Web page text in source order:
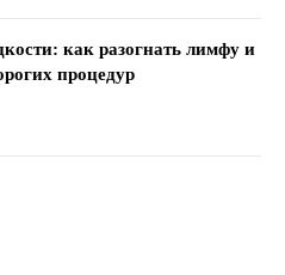
как разогнать лимфу и
процедур